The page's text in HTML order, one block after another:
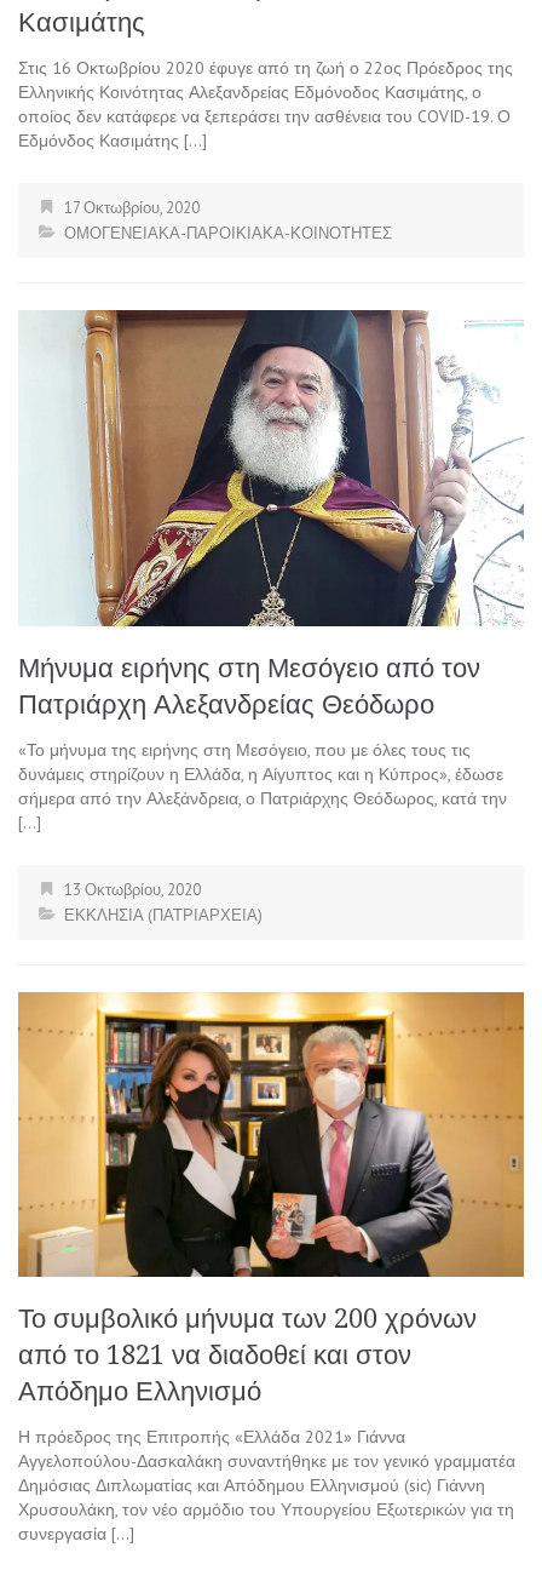
Κασιμάτης
Στις 16 Οκτωβρίου 2020 έφυγε από τη ζωή ο 22ος Πρόεδρος της
Ελληνικής Κοινότητας Αλεξανδρείας Εδμόνοδος Κασιμάτης, ο
οποίος δεν κατάφερε να ξεπεράσει την ασθένεια του COVID-19. Ο
Εδμόνδος Κασιμάτης […]
17 Οκτωβρίου, 2020
ΟΜΟΓΕΝΕΙΑΚΑ-ΠΑΡΟΙΚΙΑΚΑ-ΚΟΙΝΟΤΗΤΕΣ
Μήνυμα ειρήνης στη Μεσόγειο από τον
Πατριάρχη Αλεξανδρείας Θεόδωρο
«Το μήνυμα της ειρήνης στη Μεσόγειο, που με όλες τους τις
δυνάμεις στηρίζουν η Ελλάδα, η Αίγυπτος και η Κύπρος», έδωσε
σήμερα από την Αλεξάνδρεια, ο Πατριάρχης Θεόδωρος, κατά την
[…]
13 Οκτωβρίου, 2020
ΕΚΚΛΗΣΙΑ (ΠΑΤΡΙΑΡΧΕΙΑ)
Το συμβολικό μήνυμα των 200 χρόνων
από το 1821 να διαδοθεί και στον
Απόδημο Ελληνισμό
Η πρόεδρος της Επιτροπής «Ελλάδα 2021» Γιάννα
Αγγελοπούλου-Δασκαλάκη συναντήθηκε με τον γενικό γραμματέα
Δημόσιας Διπλωματίας και Απόδημου Ελληνισμού (sic) Γιάννη
Χρυσουλάκη, τον νέο αρμόδιο του Υπουργείου Εξωτερικών για τη
συνεργασία […]